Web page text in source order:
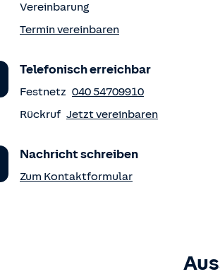
Vereinbarung
Termin vereinbaren
Telefonisch erreichbar
Festnetz 040 54709910
Rückruf Jetzt vereinbaren
Nachricht schreiben
Zum Kontaktformular